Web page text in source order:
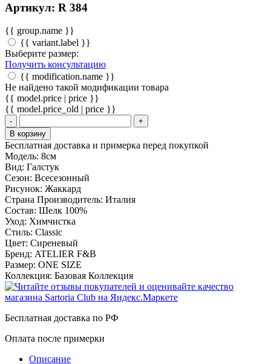
Артикул: R 384
{{ group.name }}
{{ variant.label }}
Выберите размер:
Получить консультацию
{{ modification.name }}
Не найдено такой модификации товара
{{ model.price | price }}
{{ model.price_old | price }}
-
+
В корзину
Бесплатная доставка и примерка перед покупкой
Модель: 8см
Вид: Галстук
Сезон: Всесезонный
Рисунок: Жаккард
Страна Производитель: Италия
Состав: Шелк 100%
Уход: Химчистка
Стиль: Classic
Цвет: Сиреневый
Бренд: ATELIER F&B
Размер: ONE SIZE
Коллекция: Базовая Коллекция
Бесплатная доставка по РФ
Оплата после примерки
Описание